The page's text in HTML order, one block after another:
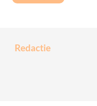
Redactie